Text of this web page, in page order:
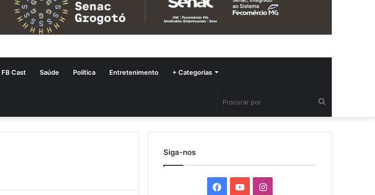
FB Cast Saúde Política Entretenimento + Categorias
por
Siga-nos
I